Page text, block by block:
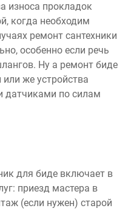
износа прокладок
когда необходим
ремонт сантехники
особенно если речь
Ну а ремонт биде
же устройства
датчиками по силам
для биде включает в
приезд мастера в
(если нужен) старой